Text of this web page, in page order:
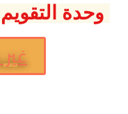
وحدة